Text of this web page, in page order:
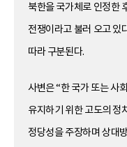
북한을 국가체로 인정한
전쟁이라고 불러 오고 있
따라 구분된다.
사변은 “한 국가 또는 사
유지하기 위한 고도의 정
정당성을 주장하며 상대